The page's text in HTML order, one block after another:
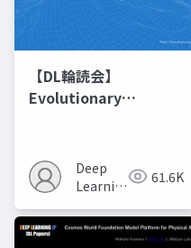
【DL輪読会】
Evolutionary
Recipes モデルマージ
の進化的最適化
Deep
Learning
61.6K